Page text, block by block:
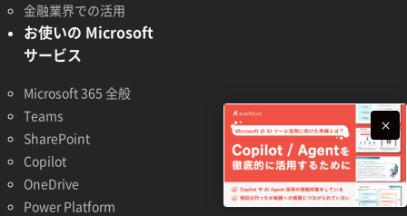
金融業界での活用
お使いの Microsoft
サービス
Microsoft 365 全般
Teams
SharePoint
Copilot
OneDrive
Power Platform